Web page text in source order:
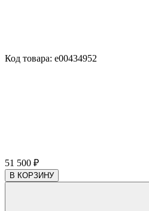
Код товара: e00434952
51 500 ₽
В КОРЗИНУ